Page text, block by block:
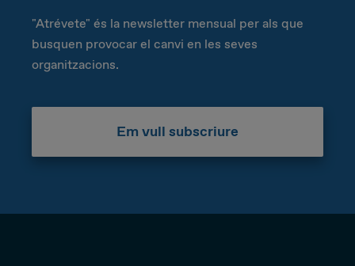
"Atrévete" és la newsletter mensual per als que
busquen provocar el canvi en les seves
organitzacions.
Em vull subscriure